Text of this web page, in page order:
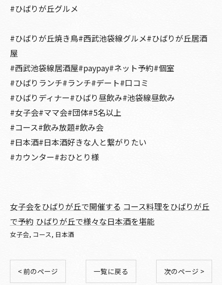
#ひばりが丘グルメ
#ひばりが丘焼き鳥#西武池袋線グルメ#ひばりが丘居酒
屋
#西武池袋線居酒屋#paypay#ネット予約#個室
#ひばりランチ#ランチ#デート#口コミ
#ひばりディナー#ひばり昼飲み#池袋線昼飲み
#女子会#ママ会#団体#5名以上
#コース#飲み放題#飲み会
#日本酒#日本酒好きな人と繋がりたい
#カウンター#おひとり様
女子会をひばりが丘で開催する コース料理をひばりが丘
で予約 ひばりが丘で様々な日本酒を堪能
女子会 コース 日本酒
< 前のページ 一覧に戻る 次のページ >